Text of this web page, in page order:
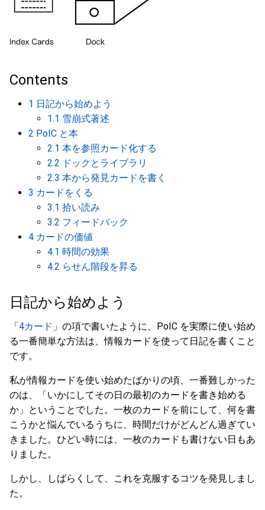
Contents
1 日記から始めよう
1.1 雪崩式著述
2 PoIC と本
2.1 本を参照カード化する
2.2 ドックとライブラリ
2.3 本から発見カードを書く
3 カードをくる
3.1 拾い読み
3.2 フィードバック
4 カードの価値
4.1 時間の効果
4.2 らせん階段を昇る
日記から始めよう
「4カード 」の項で書いたように、PoIC を実際に使い始め
る一番簡単な方法は、情報カードを使って日記を書くこと
です。
私が情報カードを使い始めたばかりの頃、一番難しかった
のは、「いかにしてその日の最初のカードを書き始める
か」ということでした。一枚のカードを前にして、何を書
こうかと悩んでいるうちに、時間だけがどんどん過ぎてい
きました。ひどい時には、一枚のカードも書けない日もあ
りました。
しかし、しばらくして、これを克服するコツを発見しまし
た。